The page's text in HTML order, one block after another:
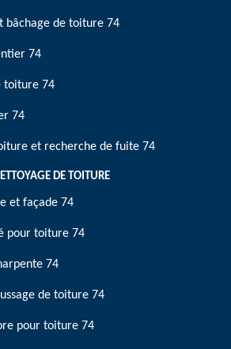
bâchage de toiture 74
74
toiture 74
74
et recherche de fuite 74
DE TOITURE
et façade 74
pour toiture 74
74
de toiture 74
pour toiture 74